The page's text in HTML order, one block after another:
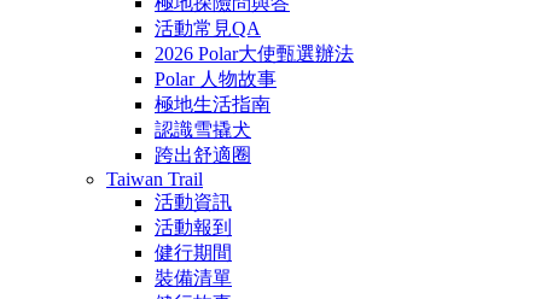
活動常見QA
2026 Polar大使甄選辦法
Polar 人物故事
極地生活指南
認識雪撬犬
跨出舒適圈
Taiwan Trail
活動資訊
活動報到
健行期間
裝備清單